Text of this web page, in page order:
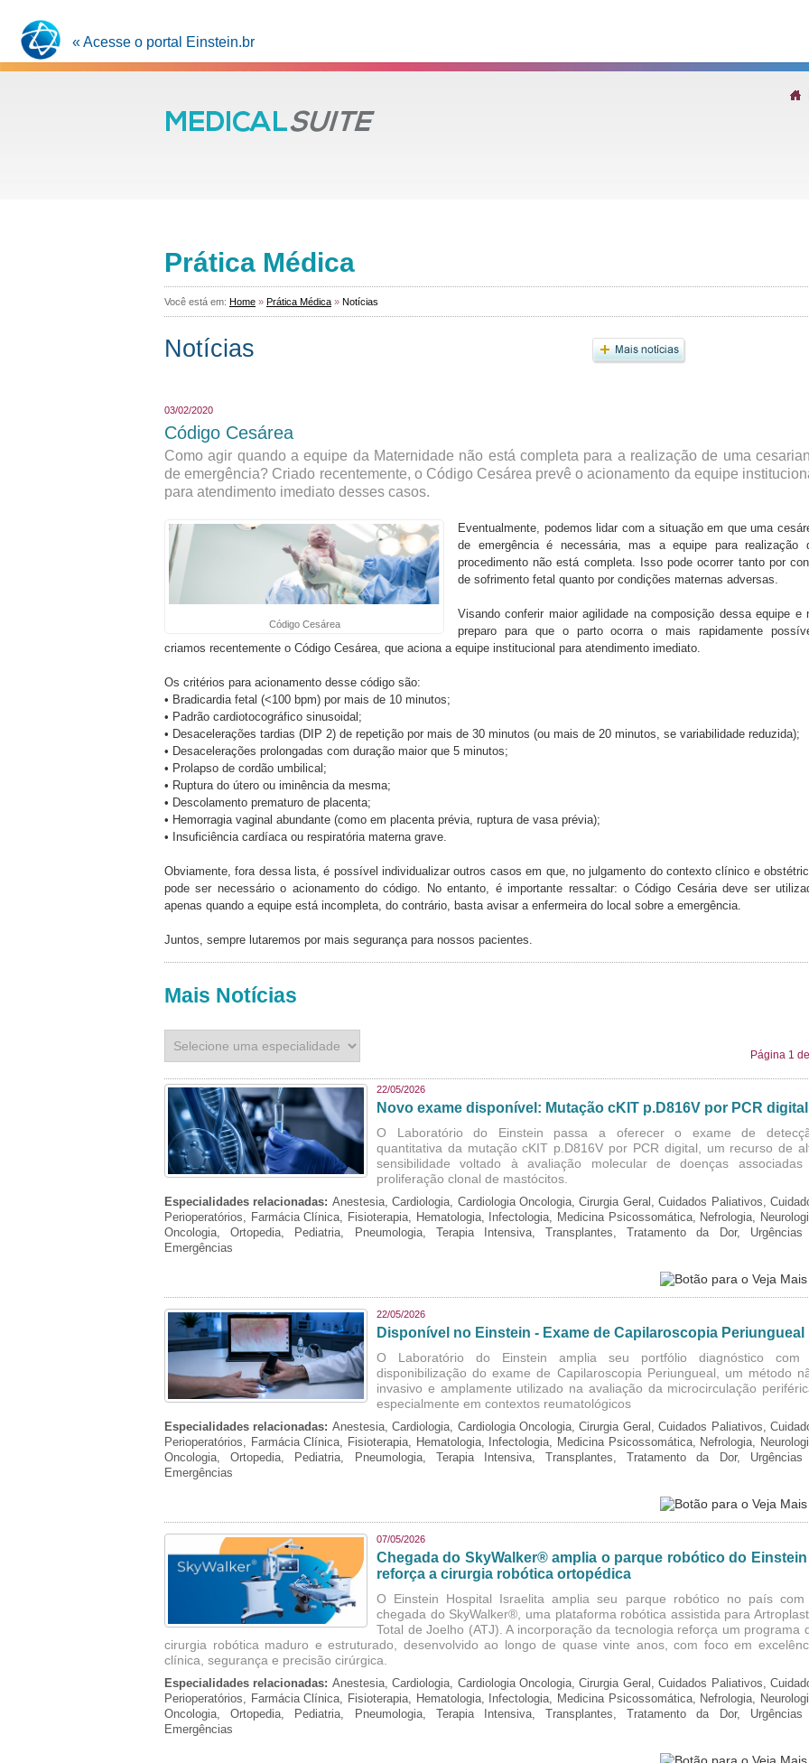
« Acesse o portal Einstein.br
Prática Médica
Você está em: Home » Prática Médica » Notícias
Notícias
03/02/2020
Código Cesárea
Como agir quando a equipe da Maternidade não está completa para a realização de uma
de emergência? Criado recentemente, o Código Cesárea prevê o acionamento da equipe
para atendimento imediato desses casos.
Código Cesárea
Eventualmente, podemos lidar com a situação em que uma
de emergência é necessária, mas a equipe para realização
procedimento não está completa. Isso pode ocorrer tanto por
de sofrimento fetal quanto por condições maternas adversas.
Visando conferir maior agilidade na composição dessa equipe e
preparo para que o parto ocorra o mais rapidamente
criamos recentemente o Código Cesárea, que aciona a equipe institucional para atendimento imediato.
Os critérios para acionamento desse código são:
• Bradicardia fetal (<100 bpm) por mais de 10 minutos;
• Padrão cardiotocográfico sinusoidal;
• Desacelerações tardias (DIP 2) de repetição por mais de 30 minutos (ou mais de 20 minutos, se variabilidade reduzida);
• Desacelerações prolongadas com duração maior que 5 minutos;
• Prolapso de cordão umbilical;
• Ruptura do útero ou iminência da mesma;
• Descolamento prematuro de placenta;
• Hemorragia vaginal abundante (como em placenta prévia, ruptura de vasa prévia);
• Insuficiência cardíaca ou respiratória materna grave.
Obviamente, fora dessa lista, é possível individualizar outros casos em que, no julgamento do contexto clínico e
pode ser necessário o acionamento do código. No entanto, é importante ressaltar: o Código Cesária deve ser
apenas quando a equipe está incompleta, do contrário, basta avisar a enfermeira do local sobre a emergência.
Juntos, sempre lutaremos por mais segurança para nossos pacientes.
Mais Notícias
Página 1
22/05/2026
Novo exame disponível: Mutação cKIT p.D816V por PCR digital
O Laboratório do Einstein passa a oferecer o exame de
quantitativa da mutação cKIT p.D816V por PCR digital, um recurso de
sensibilidade voltado à avaliação molecular de doenças associadas
proliferação clonal de mastócitos.
Especialidades relacionadas: Anestesia, Cardiologia, Cardiologia Oncologia, Cirurgia Geral, Cuidados Paliativos,
Perioperatórios, Farmácia Clínica, Fisioterapia, Hematologia, Infectologia, Medicina Psicossomática, Nefrologia,
Oncologia, Ortopedia, Pediatria, Pneumologia, Terapia Intensiva, Transplantes, Tratamento da Dor,
Emergências
22/05/2026
Disponível no Einstein - Exame de Capilaroscopia Periungueal
O Laboratório do Einstein amplia seu portfólio diagnóstico com
disponibilização do exame de Capilaroscopia Periungueal, um método
invasivo e amplamente utilizado na avaliação da microcirculação
especialmente em contextos reumatológicos
Especialidades relacionadas: Anestesia, Cardiologia, Cardiologia Oncologia, Cirurgia Geral, Cuidados Paliativos,
Perioperatórios, Farmácia Clínica, Fisioterapia, Hematologia, Infectologia, Medicina Psicossomática, Nefrologia,
Oncologia, Ortopedia, Pediatria, Pneumologia, Terapia Intensiva, Transplantes, Tratamento da Dor,
Emergências
07/05/2026
Chegada do SkyWalker® amplia o parque robótico do Einstein
reforça a cirurgia robótica ortopédica
O Einstein Hospital Israelita amplia seu parque robótico no país com
chegada do SkyWalker®, uma plataforma robótica assistida para
Total de Joelho (ATJ). A incorporação da tecnologia reforça um programa
cirurgia robótica maduro e estruturado, desenvolvido ao longo de quase vinte anos, com foco em
clínica, segurança e precisão cirúrgica.
Especialidades relacionadas: Anestesia, Cardiologia, Cardiologia Oncologia, Cirurgia Geral, Cuidados Paliativos,
Perioperatórios, Farmácia Clínica, Fisioterapia, Hematologia, Infectologia, Medicina Psicossomática, Nefrologia,
Oncologia, Ortopedia, Pediatria, Pneumologia, Terapia Intensiva, Transplantes, Tratamento da Dor,
Emergências